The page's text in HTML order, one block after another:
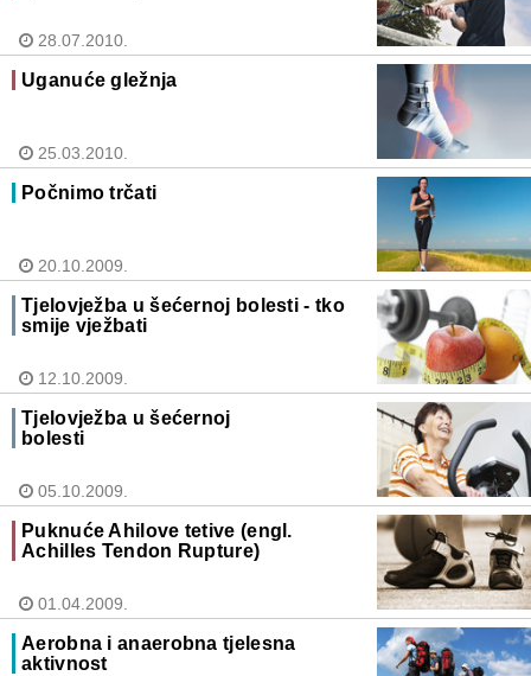
28.07.2010.
Uganuće gležnja
25.03.2010.
Počnimo trčati
20.10.2009.
Tjelovježba u šećernoj bolesti - tko
smije vježbati
12.10.2009.
Tjelovježba u šećernoj
bolesti
05.10.2009.
Puknuće Ahilove tetive (engl.
Achilles Tendon Rupture)
01.04.2009.
Aerobna i anaerobna tjelesna
aktivnost